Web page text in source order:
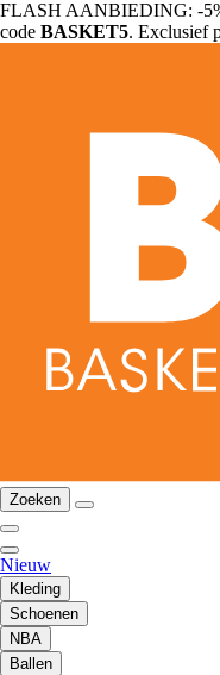
FLASH AANBIEDING: -
code BASKET5. Exclusief
Zoeken
Nieuw
Kleding
Schoenen
NBA
Ballen